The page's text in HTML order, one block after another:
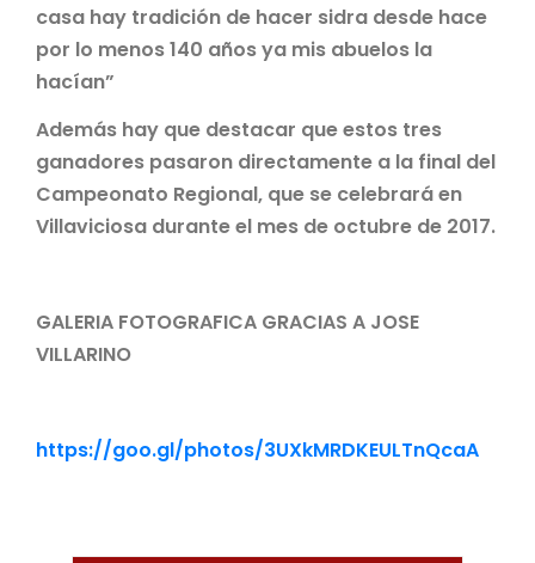
casa hay tradición de hacer sidra desde hace
por lo menos 140 años ya mis abuelos la
hacían”
Además hay que destacar que estos tres
ganadores pasaron directamente a la final del
Campeonato Regional, que se celebrará en
Villaviciosa durante el mes de octubre de 2017.
GALERIA FOTOGRAFICA GRACIAS A JOSE
VILLARINO
https://goo.gl/photos/3UXkMRDKEULTnQcaA